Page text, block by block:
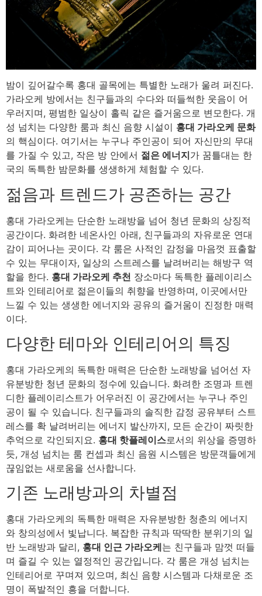
밤이 깊어갈수록 홍대 골목에는 특별한 노래가 울려 퍼진다.
가라오케 방에서는 친구들과의 수다와 떠들썩한 웃음이 어
우러지며, 평범한 일상이 홀릭 같은 즐거움으로 변모한다. 개
성 넘치는 다양한 룸과 최신 음향 시설이 홍대 가라오케 문화
의 핵심이다. 여기서는 누구나 주인공이 되어 자신만의 무대
를 가질 수 있고, 작은 방 안에서 젊은 에너지가 꿈틀대는 한
국의 독특한 밤문화를 생생하게 체험할 수 있다.
젊음과 트렌드가 공존하는 공간
홍대 가라오케는 단순한 노래방을 넘어 청년 문화의 상징적
공간이다. 화려한 네온사인 아래, 친구들과의 자유로운 연대
감이 피어나는 곳이다. 각 룸은 사적인 감정을 마음껏 표출할
수 있는 무대이자, 일상의 스트레스를 날려버리는 해방구 역
할을 한다. 홍대 가라오케 추천 장소마다 독특한 플레이리스
트와 인테리어로 젊은이들의 취향을 반영하며, 이곳에서만
느낄 수 있는 생생한 에너지와 공유의 즐거움이 진정한 매력
이다.
다양한 테마와 인테리어의 특징
홍대 가라오케의 독특한 매력은 단순한 노래방을 넘어선 자
유분방한 청년 문화의 정수에 있습니다. 화려한 조명과 트렌
디한 플레이리스트가 어우러진 이 공간에서는 누구나 주인
공이 될 수 있습니다. 친구들과의 솔직한 감정 공유부터 스트
레스를 확 날려버리는 에너지 발산까지, 모든 순간이 짜릿한
추억으로 각인되지요. 홍대 핫플레이스로서의 위상을 증명하
듯, 개성 넘치는 룸 컨셉과 최신 음원 시스템은 방문객들에게
끊임없는 새로움을 선사합니다.
기존 노래방과의 차별점
홍대 가라오케의 독특한 매력은 자유분방한 청춘의 에너지
와 창의성에서 빛납니다. 복잡한 규칙과 딱딱한 분위기의 일
반 노래방과 달리, 홍대 인근 가라오케는 친구들과 맘껏 떠들
며 즐길 수 있는 열정적인 공간입니다. 각 룸은 개성 넘치는
인테리어로 꾸며져 있으며, 최신 음향 시스템과 다채로운 조
명이 폭발적인 흥을 더합니다.